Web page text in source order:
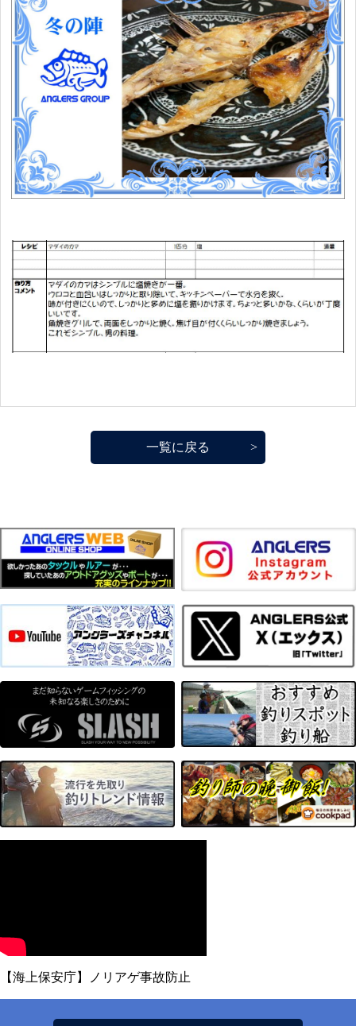
一覧に戻る
【海上保安庁】ノリアゲ事故防止